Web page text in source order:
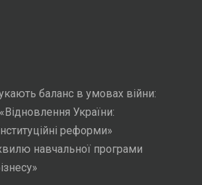
баланс в умовах війни:
України:
реформи»
навчальної програми